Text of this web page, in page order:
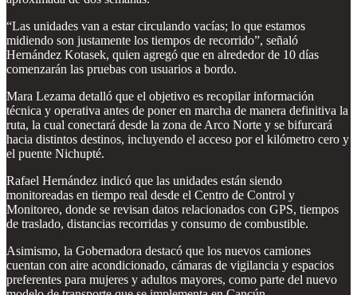
“Las unidades van a estar circulando vacías; lo que estamos
midiendo son justamente los tiempos de recorrido”, señaló
Hernández Kotasek, quien agregó que en alrededor de 10 días
comenzarán las pruebas con usuarios a bordo.
Mara Lezama detalló que el objetivo es recopilar información
técnica y operativa antes de poner en marcha de manera definitiva la
ruta, la cual conectará desde la zona de Arco Norte y se bifurcará
hacia distintos destinos, incluyendo el acceso por el kilómetro cero y
el puente Nichupté.
Rafael Hernández indicó que las unidades están siendo
monitoreadas en tiempo real desde el Centro de Control y
Monitoreo, donde se revisan datos relacionados con GPS, tiempos
de traslado, distancias recorridas y consumo de combustible.
Asimismo, la Gobernadora destacó que los nuevos camiones
cuentan con aire acondicionado, cámaras de vigilancia y espacios
preferentes para mujeres y adultos mayores, como parte del nuevo